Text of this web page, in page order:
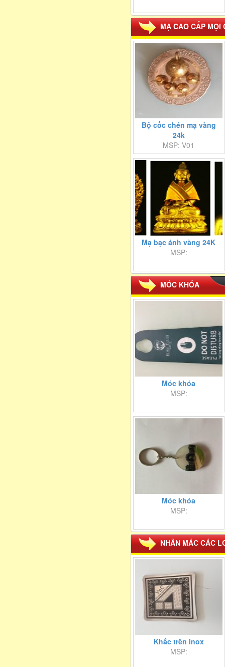
MẠ CAO CẤP MỌI
Bộ cốc chén mạ vàng
24k
MSP: V01
Mạ bạc ánh vàng 24K
MSP:
MÓC KHÓA
Móc khóa
MSP:
Móc khóa
MSP:
NHÃN MÁC CÁC
Khắc trên inox
MSP: